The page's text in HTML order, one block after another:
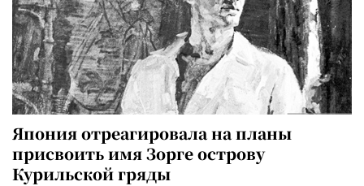
Япония отреагировала на планы
присвоить имя Зорге острову
Курильской гряды